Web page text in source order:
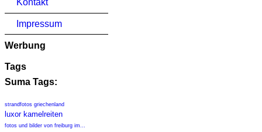
Kontakt
Impressum
Werbung
Tags
Suma Tags:
strandfotos griechenland
luxor kamelreiten
fotos und bilder von freiburg im...